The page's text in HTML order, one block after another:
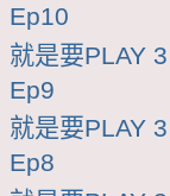
Ep10
就是要PLAY
Ep9
就是要PLAY
Ep8